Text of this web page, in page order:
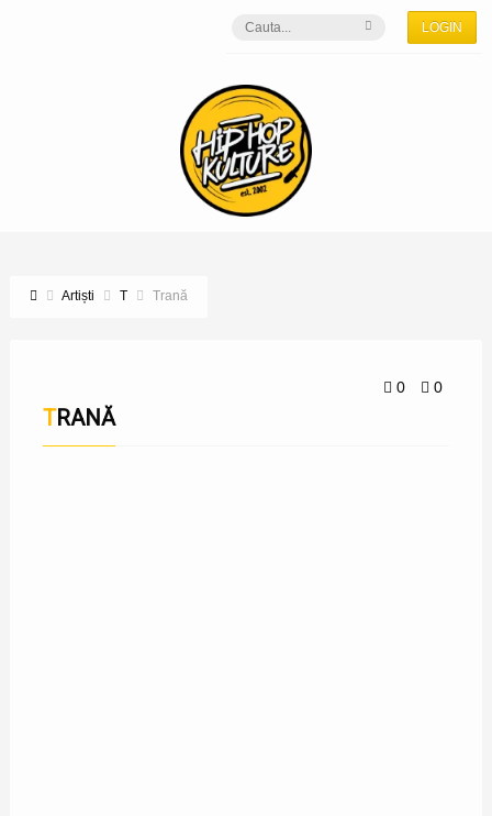
LOGIN
Artiști T Trană
0 0
TRANĂ